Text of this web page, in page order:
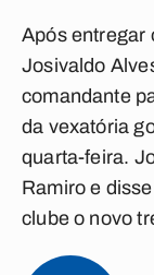
Após entregar
Josivaldo
comandante
da vexatória
quarta-feira.
Ramiro e
clube o novo